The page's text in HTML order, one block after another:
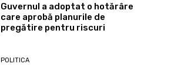
Guvernul a adoptat o hotărâre
care aprobă planurile de
pregătire pentru riscuri
POLITICA